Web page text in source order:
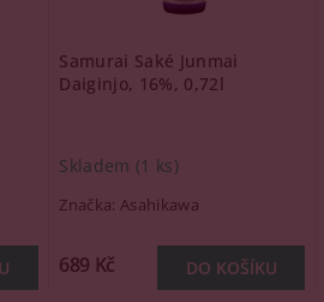
Samurai Saké Junmai
Daiginjo, 16%, 0,72l
Skladem (1 ks)
Značka: Asahikawa
689 Kč